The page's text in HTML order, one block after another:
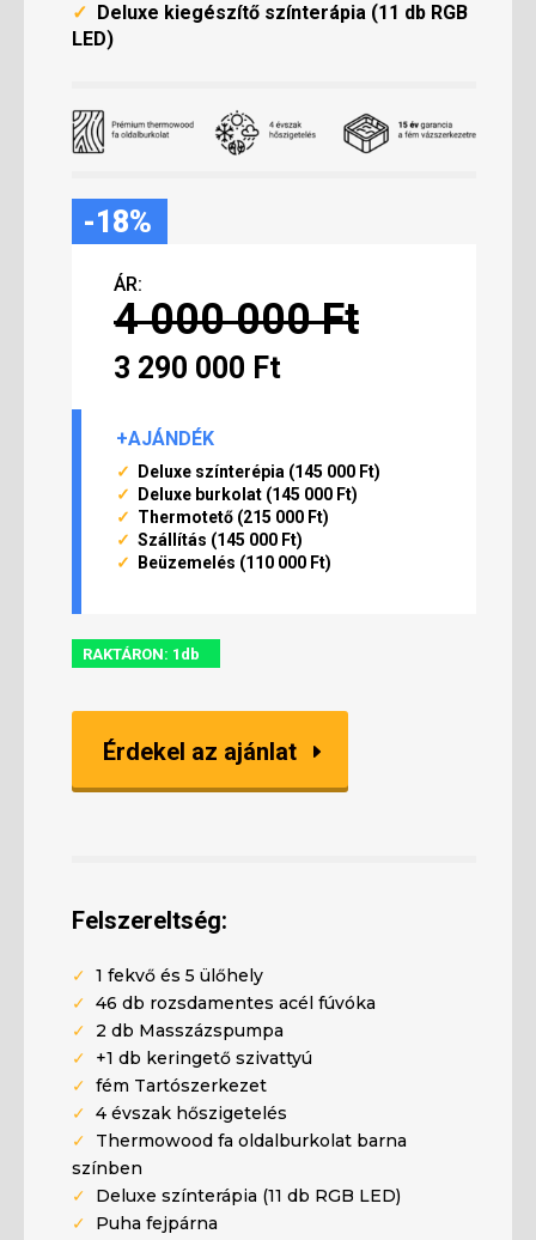
✓ Deluxe kiegészítő színterápia (11 db RGB
LED)
-18%
ÁR:
4 000 000 Ft
3 290 000 Ft
+AJÁNDÉK
✓ Deluxe színterépia (145 000 Ft)
✓
Deluxe burkolat (145 000 Ft)
✓ Thermotető (215 000 Ft)
✓ Szállítás (145 000 Ft)
✓
Beüzemelés (110 000 Ft)
RAKTÁRON: 1db
Érdekel az ajánlat
Felszereltség:
✓ 1 fekvő és 5 ülőhely
✓ 46 db rozsdamentes acél fúvóka
✓
2 db Masszázspumpa
✓
+1 db keringető szivattyú
✓ fém Tartószerkezet
✓ 4 évszak hőszigetelés
✓
Thermowood fa oldalburkolat barna
színben
✓
Deluxe színterápia (11 db RGB LED)
✓
Puha fejpárna